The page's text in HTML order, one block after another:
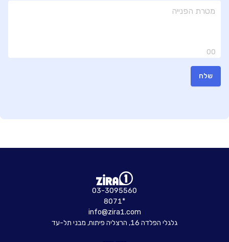
00
שלח
03-3095560
8071*
info@zira1.com
גלגלי הפלדה 16, הרצליה פיתוח, מבני תל-עד